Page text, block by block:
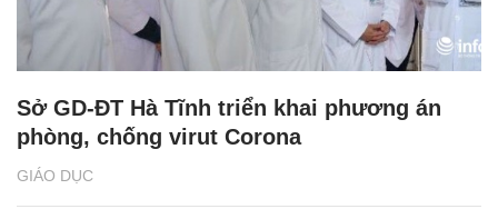
GIÁO DỤC
Sở GD-ĐT Hà Tĩnh triển khai phương án
phòng, chống virut Corona